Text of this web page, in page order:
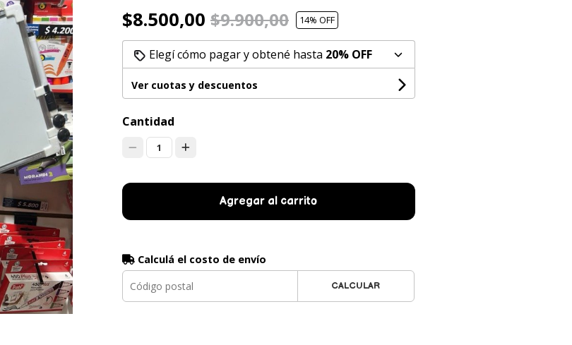
$8.500,00 $9.900,00 14% OFF
Elegí cómo pagar y obtené hasta 20% OFF
Ver cuotas y descuentos
Cantidad
1
Agregar al carrito
Calculá el costo de envío
CALCULAR